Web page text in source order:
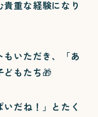
重な経験になり
いただき、「あ
どもたち🎁
いだね！」とたく